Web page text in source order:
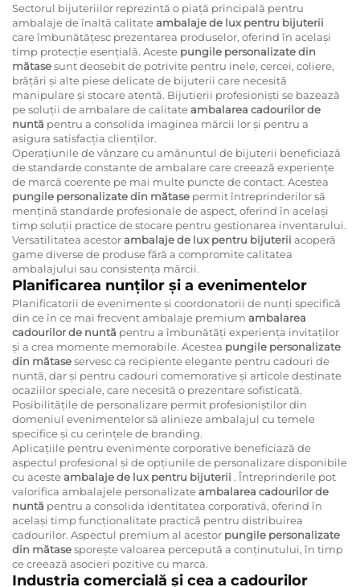
Sectorul bijuteriilor reprezintă o piață principală pentru
ambalaje de înaltă calitateambalaje de lux pentru bijuterii
care îmbunătățesc prezentarea produselor, oferind în același
timp protecție esențială. Aceste pungile personalizate din
mătasesunt deosebit de potrivite pentru inele, cercei, coliere,
brățări și alte piese delicate de bijuterii care necesită
manipulare și stocare atentă. Bijutierii profesioniști se bazează
pe soluții de ambalare de calitateambalarea cadourilor de
nuntă pentru a consolida imaginea mărcii lor și pentru a
asigura satisfacția clienților.
Operațiunile de vânzare cu amănuntul de bijuterii beneficiază
de standarde constante de ambalare care creează experiențe
de marcă coerente pe mai multe puncte de contact. Acestea
pungile personalizate din mătase permit întreprinderilor să
mențină standarde profesionale de aspect, oferind în același
timp soluții practice de stocare pentru gestionarea inventarului.
Versatilitatea acestorambalaje de lux pentru bijuterii acoperă
game diverse de produse fără a compromite calitatea
ambalajului sau consistența mărcii.
Planificarea nunților și a evenimentelor
Planificatorii de evenimente și coordonatorii de nunți specifică
din ce în ce mai frecvent ambalaje premium ambalarea
cadourilor de nuntă pentru a îmbunătăți experiența invitaților
și a crea momente memorabile. Acestea pungile personalizate
din mătaseservesc ca recipiente elegante pentru cadouri de
nuntă, dar și pentru cadouri comemorative și articole destinate
ocaziilor speciale, care necesită o prezentare sofisticată.
Posibilitățile de personalizare permit profesioniștilor din
domeniul evenimentelor să alinieze ambalajul cu temele
specifice și cu cerințele de branding.
Aplicațiile pentru evenimente corporative beneficiază de
aspectul profesional și de opțiunile de personalizare disponibile
cu acesteambalaje de lux pentru bijuterii . Întreprinderile pot
valorifica ambalajele personalizateambalarea cadourilor de
nuntă pentru a consolida identitatea corporativă, oferind în
același timp funcționalitate practică pentru distribuirea
cadourilor. Aspectul premium al acestor pungile personalizate
din mătasesporește valoarea percepută a conținutului, în timp
ce creează asocieri pozitive cu marca.
Industria comercială și cea a cadourilor